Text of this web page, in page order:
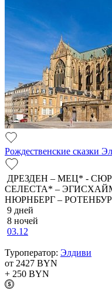
Рождественские сказки
ДРЕЗДЕН – МЕЦ* -
СЕЛЕСТА* –
НЮРНБЕРГ –
9 дней
8 ночей
03.12
Туроператор: Элдиви
от 2427 BYN
+ 250 BYN